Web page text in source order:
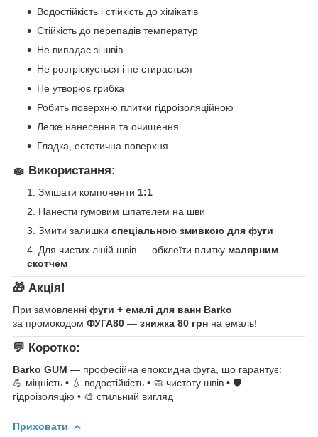
Водостійкість і стійкість до хімікатів
Стійкість до перепадів температур
Не випадає зі швів
Не розтріскується і не стирається
Не утворює грибка
Робить поверхню плитки гідроізоляційною
Легке нанесення та очищення
Гладка, естетична поверхня
🧽 Використання:
Змішати компоненти 1:1
Нанести гумовим шпателем на шви
Змити залишки спеціальною змивкою для фуги
Для чистих ліній швів — обклеїти плитку малярним
скотчем
🎁 Акція!
При замовленні фуги + емалі для ванн Barko
за промокодом ФУГА80 — знижка 80 грн на емаль!
💬 Коротко:
Barko GUM — професійна епоксидна фуга, що гарантує:
💪 міцність • 💧 водостійкість • 🧼 чистоту швів • 🛡️
гідроізоляцію • 🎨 стильний вигляд
Приховати